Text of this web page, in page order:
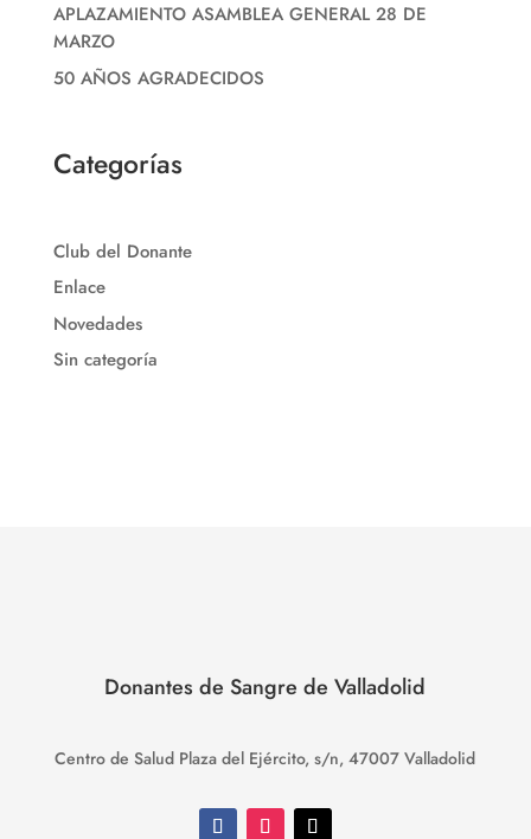
APLAZAMIENTO ASAMBLEA GENERAL 28 DE
MARZO
50 AÑOS AGRADECIDOS
Categorías
Club del Donante
Enlace
Novedades
Sin categoría
Donantes de Sangre de Valladolid
Centro de Salud Plaza del Ejército, s/n, 47007 Valladolid